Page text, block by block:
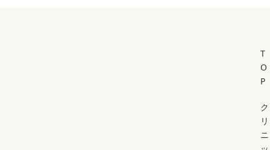
T
O
P
ク
リ
ニ